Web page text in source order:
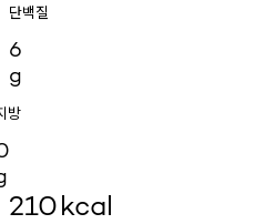
단백질
6
g
방
210kcal